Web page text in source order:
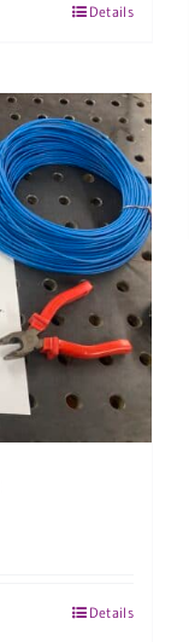
Details
Details